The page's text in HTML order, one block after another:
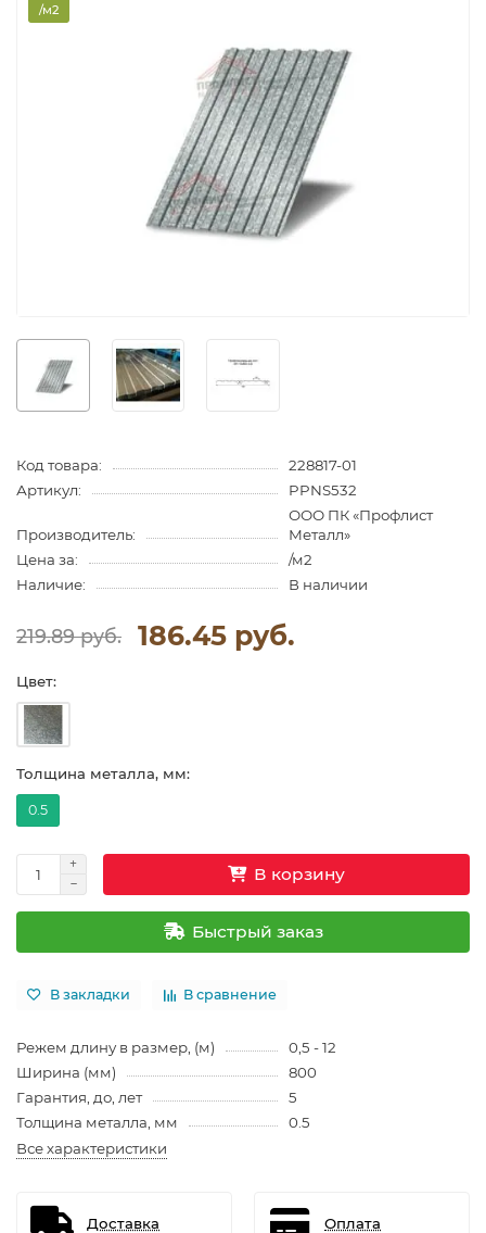
/м2
Код товара:
228817-01
Артикул:
PPNS532
Производитель:
ООО ПК «Профлист
Металл»
Цена за:
/м2
Наличие:
В наличии
219.89 руб. 186.45 руб.
Цвет:
Толщина металла, мм:
0.5
В корзину
Быстрый заказ
В закладки В сравнение
Режем длину в размер, (м)
0,5 - 12
Ширина (мм)
800
Гарантия, до, лет
5
Толщина металла, мм
0.5
Все характеристики
Доставка Оплата